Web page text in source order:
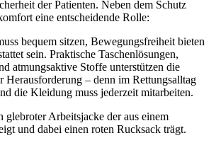
der Patienten. Neben dem Schutz
eine entscheidende Rolle:
bequem sitzen, Bewegungsfreiheit bieten
sein. Praktische Taschenlösungen,
atmungsaktive Stoffe unterstützen die
Herausforderung – denn im Rettungsalltag
die Kleidung muss jederzeit mitarbeiten.